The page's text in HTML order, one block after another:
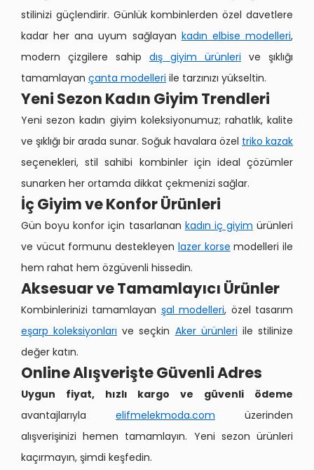
stilinizi güçlendirir. Günlük kombinlerden özel davetlere
kadar her ana uyum sağlayan kadın elbise modelleri,
modern çizgilere sahip dış giyim ürünleri ve şıklığı
tamamlayan çanta modelleri ile tarzınızı yükseltin.
Yeni Sezon Kadın Giyim Trendleri
Yeni sezon kadın giyim koleksiyonumuz; rahatlık, kalite
ve şıklığı bir arada sunar. Soğuk havalara özel triko kazak
seçenekleri, stil sahibi kombinler için ideal çözümler
sunarken her ortamda dikkat çekmenizi sağlar.
İç Giyim ve Konfor Ürünleri
Gün boyu konfor için tasarlanan kadın iç giyim ürünleri
ve vücut formunu destekleyen lazer korse modelleri ile
hem rahat hem özgüvenli hissedin.
Aksesuar ve Tamamlayıcı Ürünler
Kombinlerinizi tamamlayan şal modelleri, özel tasarım
eşarp koleksiyonları ve seçkin Aker ürünleri ile stilinize
değer katın.
Online Alışverişte Güvenli Adres
Uygun fiyat, hızlı kargo ve güvenli ödeme
avantajlarıyla elifmelekmoda.com üzerinden
alışverişinizi hemen tamamlayın. Yeni sezon ürünleri
kaçırmayın, şimdi keşfedin.